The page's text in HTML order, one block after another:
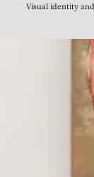
Visual identity